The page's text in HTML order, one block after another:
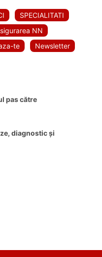
SPECIALITATI
NN
te Newsletter
pas către
diagnostic și